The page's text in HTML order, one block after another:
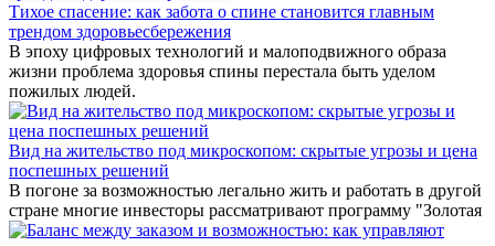
Тихое спасение: как забота о спине становится главным
трендом здоровьесбережения
В эпоху цифровых технологий и малоподвижного образа
жизни проблема здоровья спины перестала быть уделом
пожилых людей.
Вид на жительство под микроскопом: скрытые угрозы и цена
поспешных решений
В погоне за возможностью легально жить и работать в другой
стране многие инвесторы рассматривают программу "Золотая